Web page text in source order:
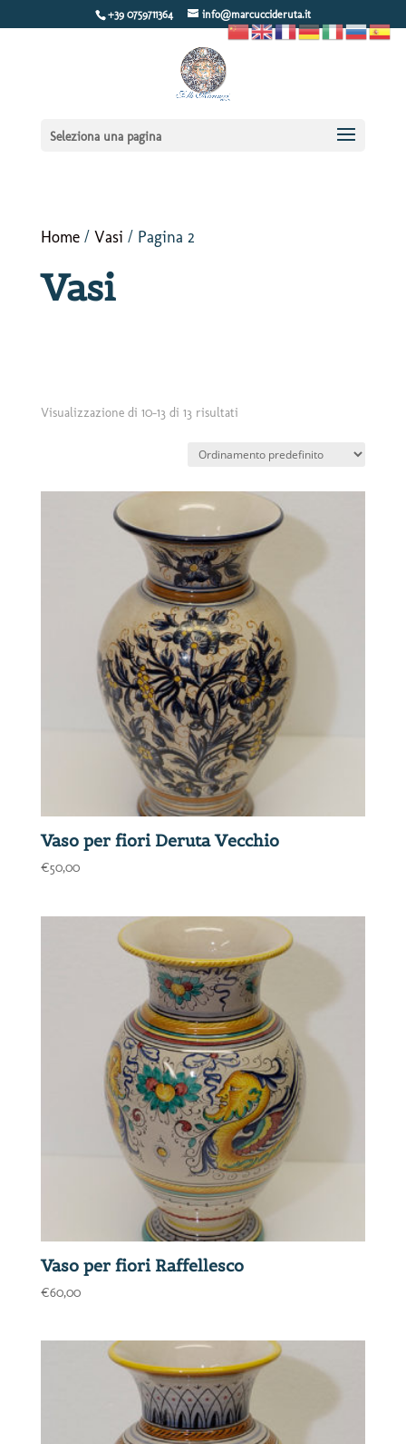
+39 0759711364 info@marcuccideruta.it
Seleziona una pagina
Home/ Vasi / Pagina 2
Vasi
Visualizzazione di 10-13 di 13 risultati
Vaso per fiori Deruta Vecchio
€50,00
Vaso per fiori Raffellesco
€60,00